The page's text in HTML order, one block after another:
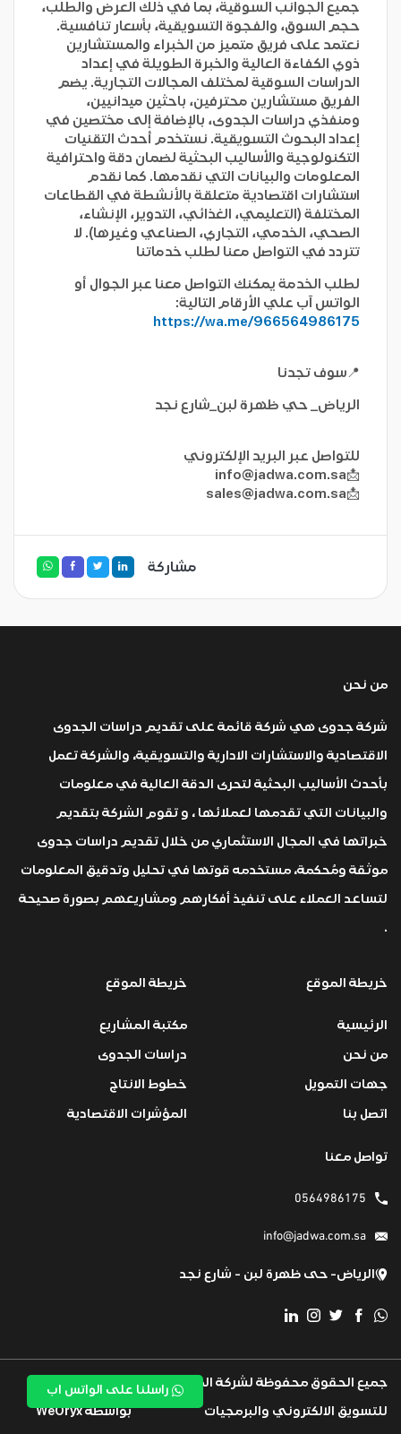
جميع الجوانب السوقية، بما في ذلك العرض والطلب،
حجم السوق، والفجوة التسويقية، بأسعار تنافسية.
نعتمد على فريق متميز من الخبراء والمستشارين
ذوي الكفاءة العالية والخبرة الطويلة في إعداد
الدراسات السوقية لمختلف المجالات التجارية. يضم
الفريق مستشارين محترفين، باحثين ميدانيين،
ومنفذي دراسات الجدوى، بالإضافة إلى مختصين في
إعداد البحوث التسويقية. نستخدم أحدث التقنيات
التكنولوجية والأساليب البحثية لضمان دقة واحترافية
المعلومات والبيانات التي نقدمها. كما نقدم
استشارات اقتصادية متعلقة بالأنشطة في القطاعات
المختلفة (التعليمي، الغذائي، التدوير، الإنشاء،
الصحي، الخدمي، التجاري، الصناعي وغيرها). لا
تتردد في التواصل معنا لطلب خدماتنا
لطلب الخدمة يمكنك التواصل معنا عبر الجوال أو
الواتس آب علي الأرقام التالية:
https://wa.me/966564986175
📍سوف تجدنا
الرياض_ حي ظهرة لبن_شارع نجد
للتواصل عبر البريد الإلكتروني
📩
info@jadwa.com.sa
📩
sales@jadwa.com.sa
مشاركة
من نحن
شركة جدوى هي شركة قائمة على تقديم دراسات الجدوى
الاقتصادية والاستشارات الادارية والتسويقية، والشركة تعمل
بأحدث الأساليب البحثية لتحرى الدقة العالية في معلومات
والبيانات التي تقدمها لعملائها ، و تقوم الشركة بتقديم
خبراتها في المجال الاستثماري من خلال تقديم دراسات جدوى
موثقة ومُحكمة، مستخدمه قوتها في تحليل وتدقيق المعلومات
لتساعد العملاء على تنفيذ أفكارهم ومشاريعهم بصورة صحيحة
.
خريطة الموقع
الرئيسية
من نحن
جهات التمويل
اتصل بنا
خريطة الموقع
مكتبة المشاريع
دراسات الجدوى
خطوط الانتاج
المؤشرات الاقتصادية
تواصل معنا
0564986175
info@jadwa.com.sa
الرياض- حى ظهرة لبن - شارع نجد
جميع الحقوق محفوظة لشركة المها كود
للتسويق الالكتروني والبرمجيات
تم تطويرة بكل
بواسطة WeOryx
راسلنا على الواتس اب